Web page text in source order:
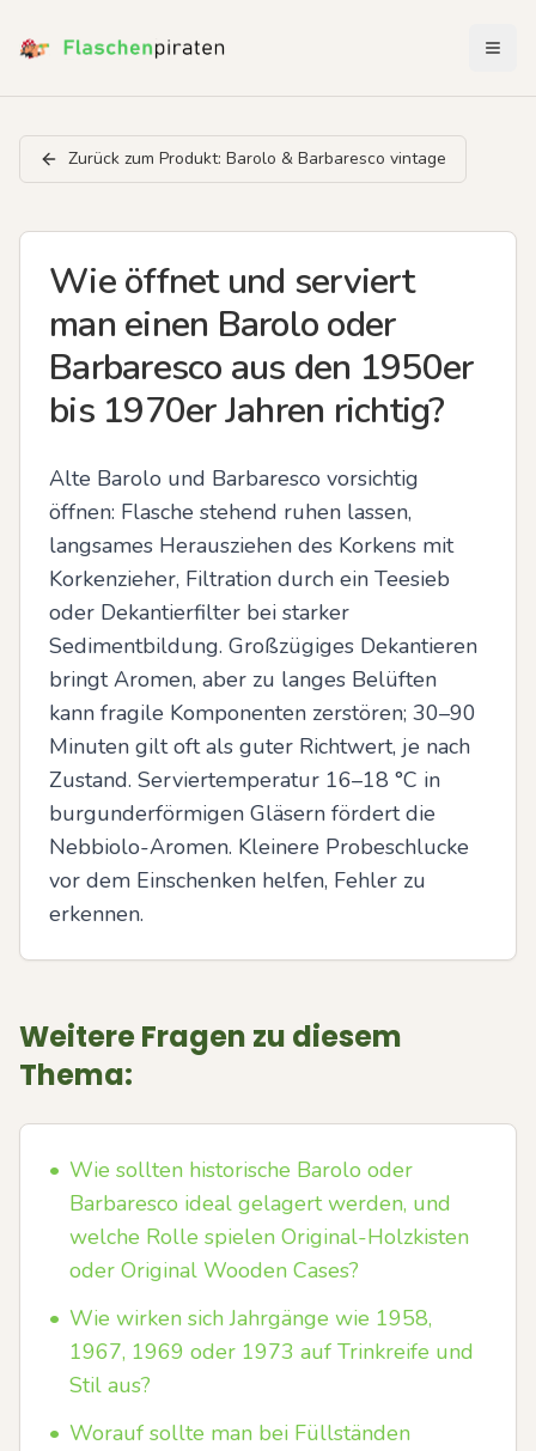
Zurück zum Produkt: Barolo & Barbaresco vintage
Wie öffnet und serviert
man einen Barolo oder
Barbaresco aus den 1950er
bis 1970er Jahren richtig?
Alte Barolo und Barbaresco vorsichtig
öffnen: Flasche stehend ruhen lassen,
langsames Herausziehen des Korkens mit
Korkenzieher, Filtration durch ein Teesieb
oder Dekantierfilter bei starker
Sedimentbildung. Großzügiges Dekantieren
bringt Aromen, aber zu langes Belüften
kann fragile Komponenten zerstören; 30–90
Minuten gilt oft als guter Richtwert, je nach
Zustand. Serviertemperatur 16–18 °C in
burgunderförmigen Gläsern fördert die
Nebbiolo-Aromen. Kleinere Probeschlucke
vor dem Einschenken helfen, Fehler zu
erkennen.
Weitere Fragen zu diesem
Thema:
• Wie sollten historische Barolo oder
Barbaresco ideal gelagert werden, und
welche Rolle spielen Original-Holzkisten
oder Original Wooden Cases?
• Wie wirken sich Jahrgänge wie 1958,
1967, 1969 oder 1973 auf Trinkreife und
Stil aus?
• Worauf sollte man bei Füllständen